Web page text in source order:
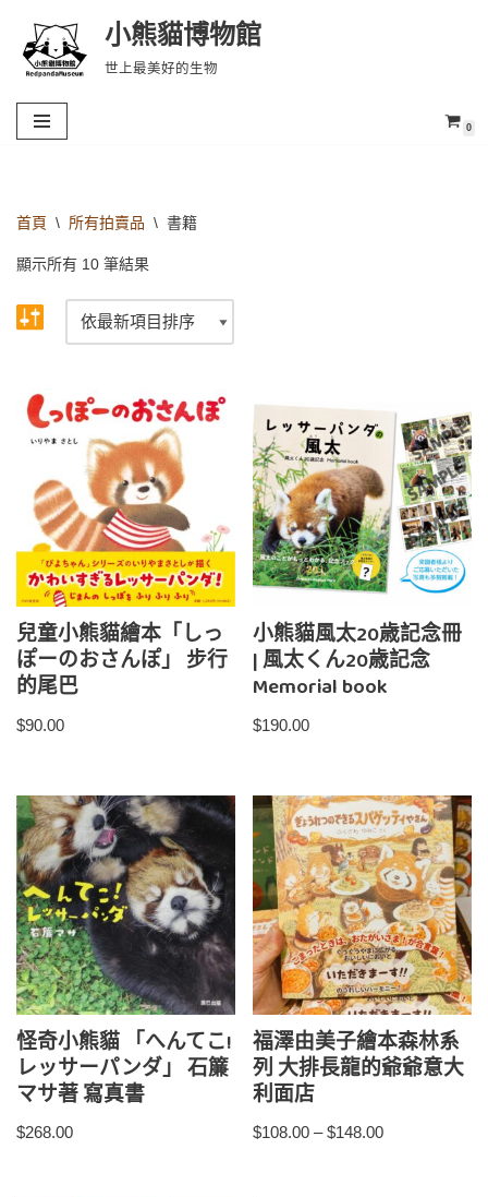
Skip
content
小熊貓博物館
世上最美好的生物
0
首頁 \ 所有拍賣品 \ 書籍
顯示所有 10 筆結果
兒童小熊貓繪本「しっ
ぽーのおさんぽ」 步行
的尾巴
$90.00
小熊貓風太20歳記念冊
| 風太くん20歳記念
Memorial book
$190.00
怪奇小熊貓 「へんてこ!
レッサーパンダ」 石簾
マサ著 寫真書
$268.00
福澤由美子繪本森林系
列 大排長龍的爺爺意大
利面店
$108.00 – $148.00